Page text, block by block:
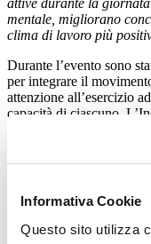
Informativa Cookie
Questo sito utilizza
attive durante la
mentale, migliorano
clima di lavoro più
Durante l’evento sono
per integrare il
attenzione all’esercizio
capacità di ciascuno.
lavorativo.
Incontri della Salute
Florimsi configurano